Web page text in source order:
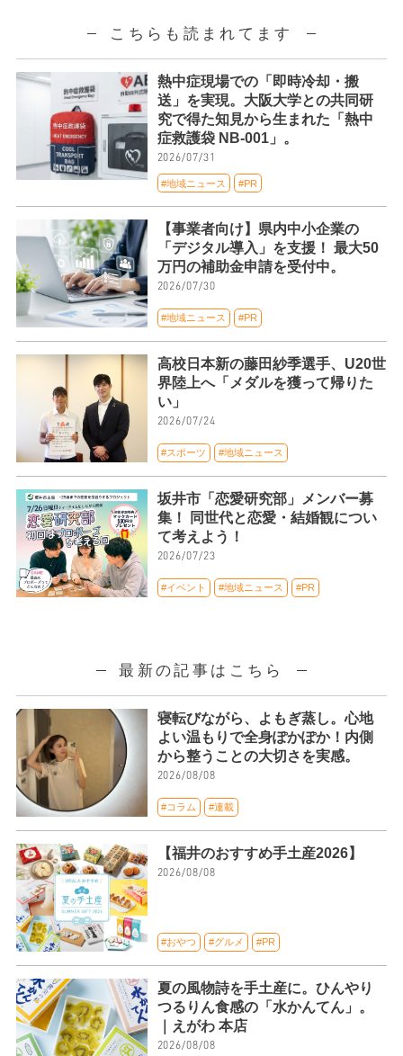
こちらも読まれてます
熱中症現場での「即時冷却・搬
送」を実現。大阪大学との共同研
究で得た知見から生まれた「熱中
症救護袋 NB-001」。
2026/07/31
#地域ニュース #PR
【事業者向け】県内中小企業の
「デジタル導入」を支援！ 最大50
万円の補助金申請を受付中。
2026/07/30
#地域ニュース #PR
高校日本新の藤田紗季選手、U20世
界陸上へ「メダルを獲って帰りた
い」
2026/07/24
#スポーツ #地域ニュース
坂井市「恋愛研究部」メンバー募
集！ 同世代と恋愛・結婚観につい
て考えよう！
2026/07/23
#イベント #地域ニュース #PR
最新の記事はこちら
寝転びながら、よもぎ蒸し。心地
よい温もりで全身ぽかぽか！内側
から整うことの大切さを実感。
2026/08/08
#コラム #連載
【福井のおすすめ手土産2026】
2026/08/08
#おやつ #グルメ #PR
夏の風物詩を手土産に。ひんやり
つるりん食感の「水かんてん」。
｜えがわ 本店
2026/08/08